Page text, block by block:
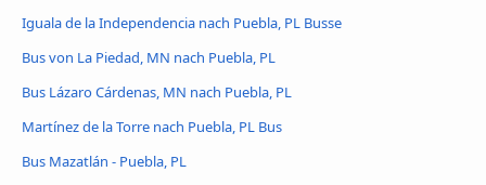
Iguala de la Independencia nach Puebla, PL Busse
Bus von La Piedad, MN nach Puebla, PL
Bus Lázaro Cárdenas, MN nach Puebla, PL
Martínez de la Torre nach Puebla, PL Bus
Bus Mazatlán - Puebla, PL